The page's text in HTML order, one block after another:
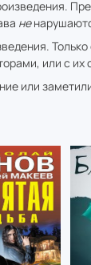
не
Только
или с
или